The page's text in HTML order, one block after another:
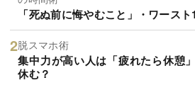
「死ぬ前に悔やむこと」・ワースト1
脱スマホ術
集中力が高い人は「疲れたら休憩
休む？